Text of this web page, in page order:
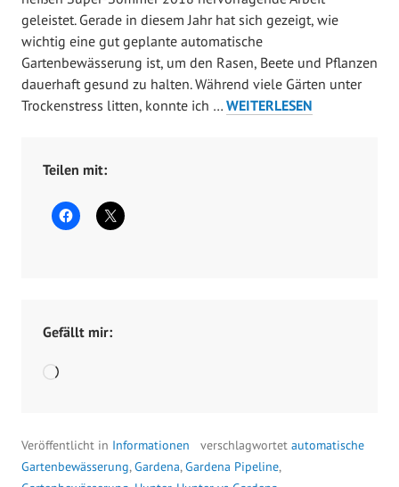
m
O
k
t
geleistet. Gerade in diesem Jahr hat sich gezeigt, wie
wichtig eine gut geplante automatische
Gartenbewässerung ist, um den Rasen, Beete und Pflanzen
dauerhaft gesund zu halten. Während viele Gärten unter
Trockenstress litten, konnte ich … GARTENBEWÄSSERUNG
WEITERLESEN
Teilen mit:
Gefällt mir:
Wird
Veröffentlicht in Informationen verschlagwortet automatische
Gartenbewässerung,Gardena,Gardena Pipeline,